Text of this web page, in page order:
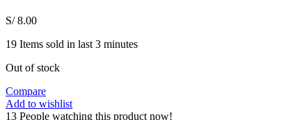
S/8.00
19 Items sold in last 3 minutes
Out of stock
Compare
Add to wishlist
13 People watching this product now!